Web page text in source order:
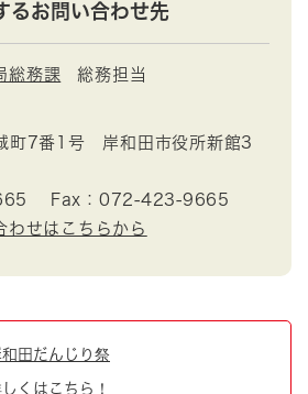
るお問い合わせ先
総務課 総務担当
町7番1号 岸和田市役所新館3
Fax：072-423-9665
わせはこちらから
和田だんじり祭
くはこちら！